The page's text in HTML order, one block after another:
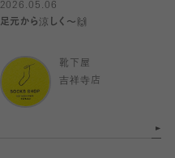
2026.05.06
足元から涼しく〜🙌
靴下屋
吉祥寺店